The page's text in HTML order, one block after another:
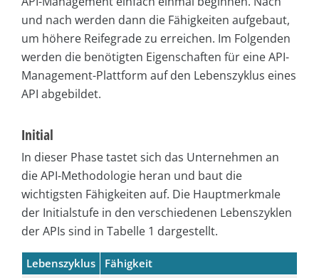
und nach werden dann die Fähigkeiten aufgebaut,
um höhere Reifegrade zu erreichen. Im Folgenden
werden die benötigten Eigenschaften für eine API-
Management-Plattform auf den Lebenszyklus eines
API abgebildet.
Initial
In dieser Phase tastet sich das Unternehmen an
die API-Methodologie heran und baut die
wichtigsten Fähigkeiten auf. Die Hauptmerkmale
der Initialstufe in den verschiedenen Lebenszyklen
der APIs sind in Tabelle 1 dargestellt.
Lebenszyklus
Fähigkeit